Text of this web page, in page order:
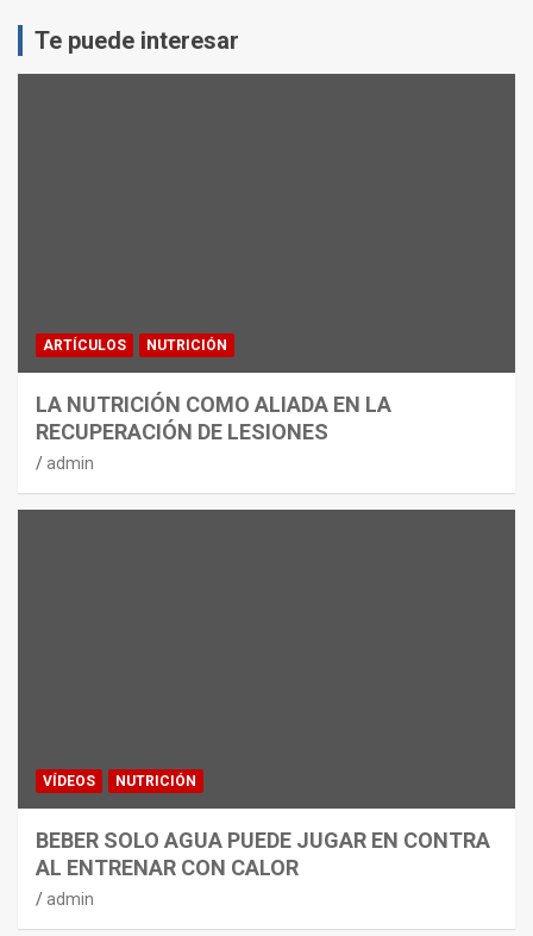
Te puede interesar
ARTÍCULOS NUTRICIÓN
LA NUTRICIÓN COMO ALIADA EN LA
RECUPERACIÓN DE LESIONES
admin
VÍDEOS NUTRICIÓN
BEBER SOLO AGUA PUEDE JUGAR EN CONTRA
AL ENTRENAR CON CALOR
admin